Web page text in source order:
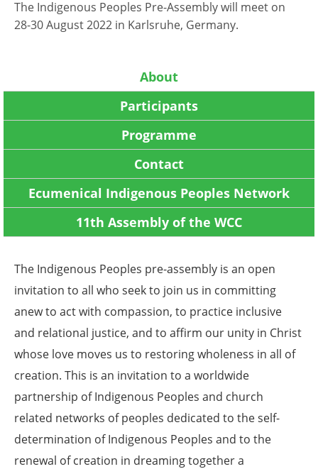
The Indigenous Peoples Pre-Assembly will meet on
28-30 August 2022 in Karlsruhe, Germany.
About
Participants
Programme
Contact
Ecumenical Indigenous Peoples Network
11th Assembly of the WCC
The Indigenous Peoples pre-assembly is an open
invitation to all who seek to join us in committing
anew to act with compassion, to practice inclusive
and relational justice, and to affirm our unity in Christ
whose love moves us to restoring wholeness in all of
creation. This is an invitation to a worldwide
partnership of Indigenous Peoples and church
related networks of peoples dedicated to the self-
determination of Indigenous Peoples and to the
renewal of creation in dreaming together a